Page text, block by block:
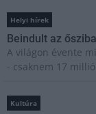
Helyi hírek
Beindult az
A világon évente
- csaknem 17
Kultúra